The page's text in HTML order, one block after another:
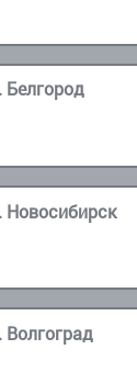
Белгород
Новосибирск
Волгоград